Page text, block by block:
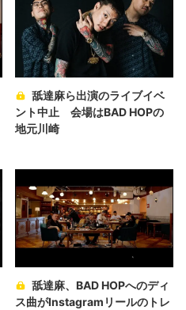
舐達麻ら出演のライブイベ
ント中止 会場はBAD HOPの
地元川崎
舐達麻、BAD HOPへのディ
ス曲がInstagramリールのトレ